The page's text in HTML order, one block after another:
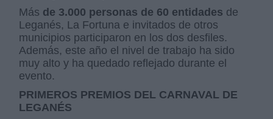
Más de 3.000 personas de 60 entidades de
Leganés, La Fortuna e invitados de otros
municipios participaron en los dos desfiles.
Además, este año el nivel de trabajo ha sido
muy alto y ha quedado reflejado durante el
evento.
PRIMEROS PREMIOS DEL CARNAVAL DE
LEGANÉS